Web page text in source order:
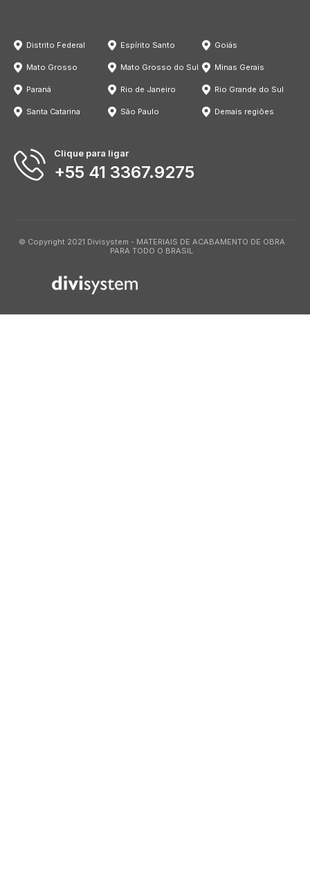
Distrito Federal Espírito Santo Goiás
Mato Grosso Mato Grosso do Sul Minas Gerais
Paraná Rio de Janeiro Rio Grande do Sul
Santa Catarina São Paulo Demais regiões
Clique para ligar
+55 41 3367.9275
© Copyright 2021 Divisystem - MATERIAIS DE ACABAMENTO DE OBRA
PARA TODO O BRASIL